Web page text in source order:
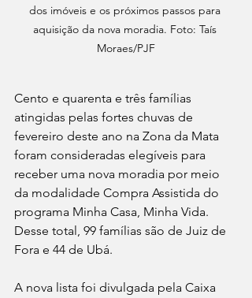
dos imóveis e os próximos passos para
aquisição da nova moradia. Foto: Taís
Moraes/PJF
Cento e quarenta e três famílias
atingidas pelas fortes chuvas de
fevereiro deste ano na Zona da Mata
foram consideradas elegíveis para
receber uma nova moradia por meio
da modalidade Compra Assistida do
programa Minha Casa, Minha Vida.
Desse total, 99 famílias são de Juiz de
Fora e 44 de Ubá.
A nova lista foi divulgada pela Caixa